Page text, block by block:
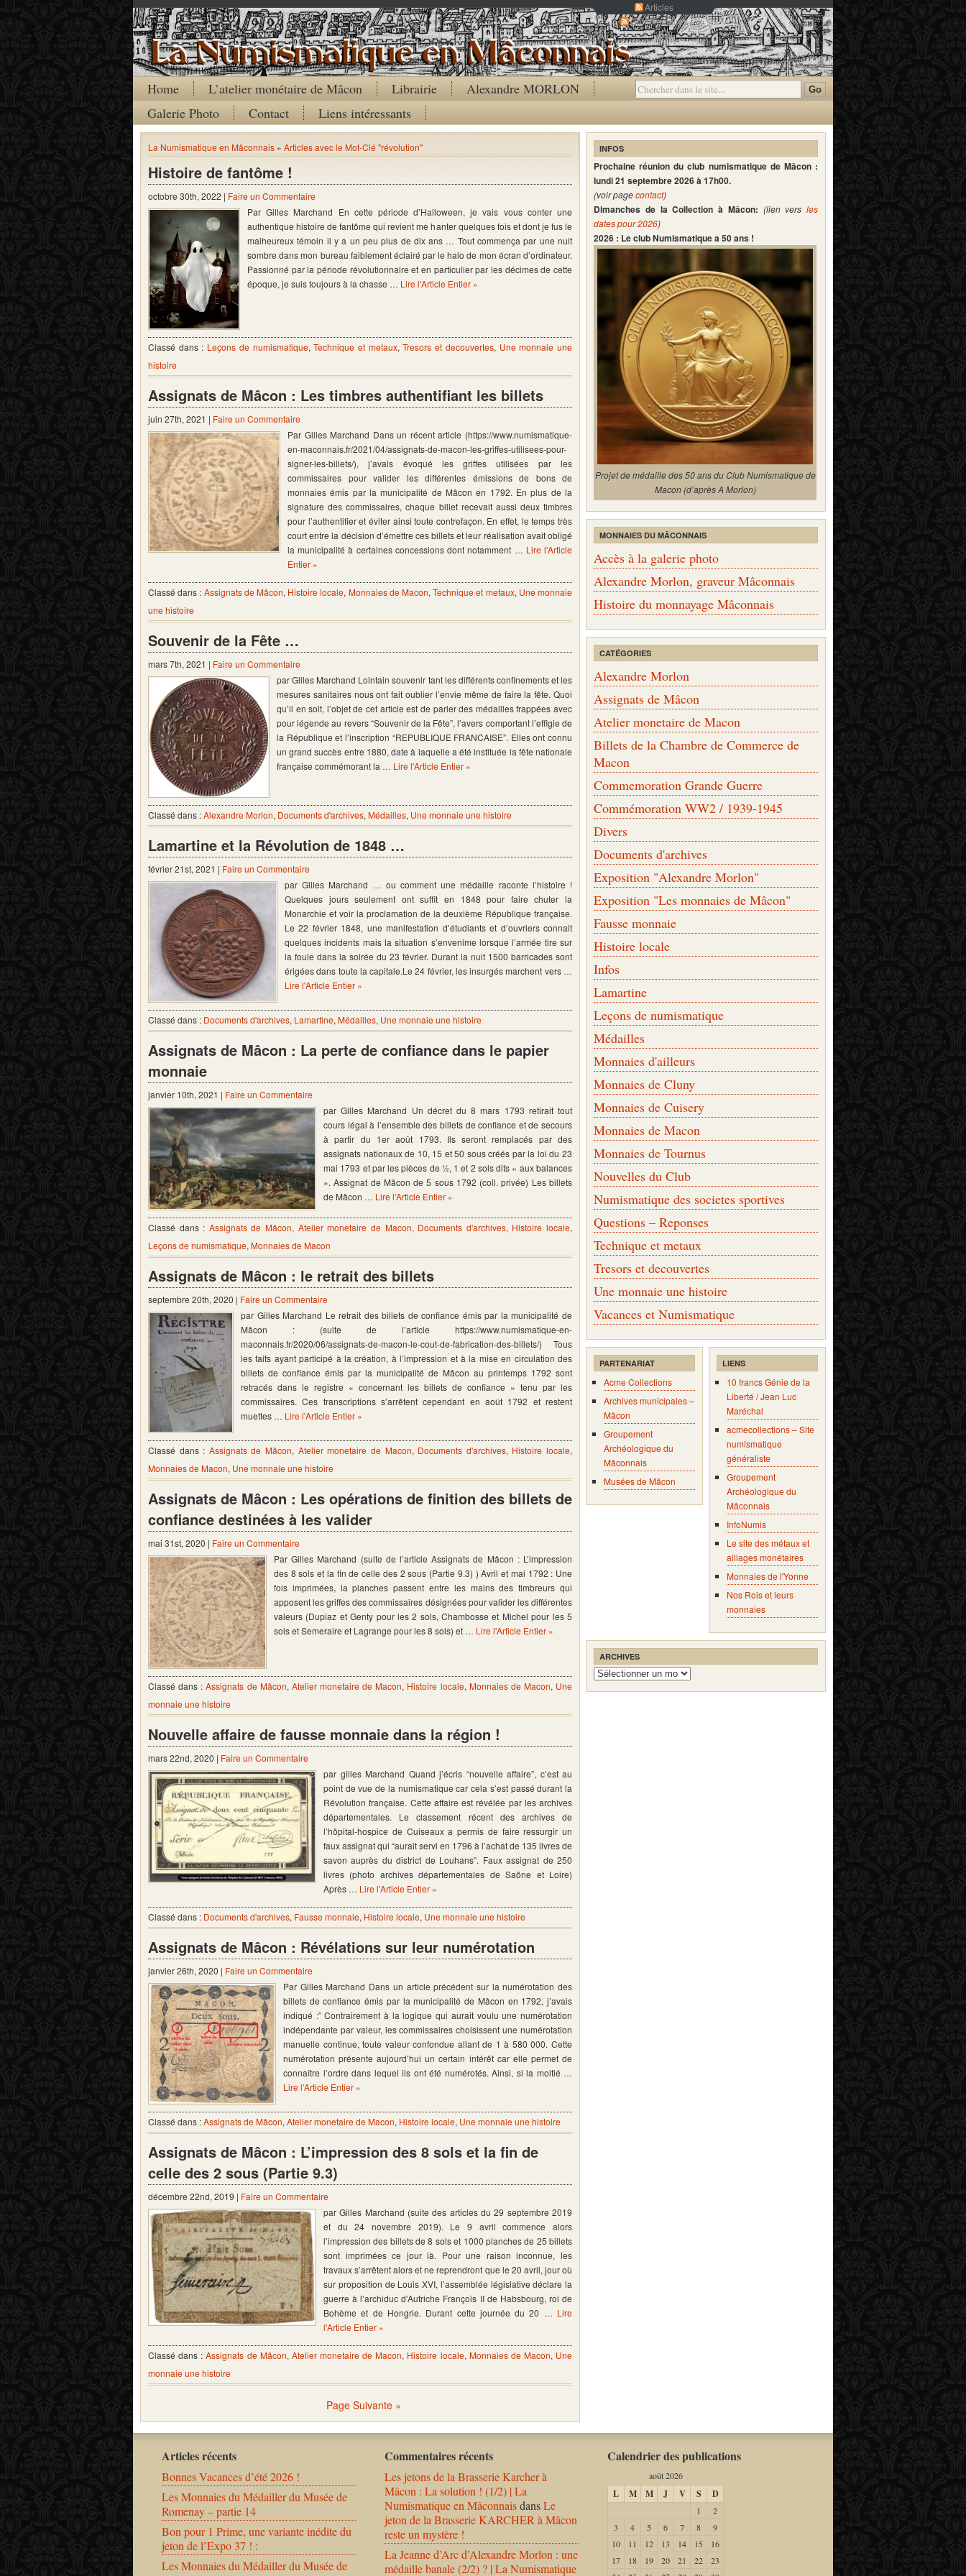
Articles
Commentaires
Home L’atelier monétaire de Mâcon Librairie
Alexandre MORLON
Galerie Photo
Contact Liens intéressants
La Numismatique en Mâconnais » Articles avec le Mot-Clé "révolution"
Histoire de fantôme !
octobre 30th, 2022 | Faire un Commentaire
Par Gilles Marchand En cette période d’Halloween, je vais vous conter une
authentique histoire de fantôme qui revient me hanter quelques fois et dont je fus le
malheureux témoin il y a un peu plus de dix ans … Tout commença par une nuit
sombre dans mon bureau faiblement éclairé par le halo de mon écran d’ordinateur.
Passionné par la période révolutionnaire et en particulier par les décimes de cette
époque, je suis toujours à la chasse … Lire l'Article Entier »
Classé dans : Leçons de numismatique,Technique et metaux,Tresors et decouvertes, Une monnaie une
histoire
Assignats de Mâcon : Les timbres authentifiant les billets
juin 27th, 2021 | Faire un Commentaire
Par Gilles Marchand Dans un récent article (https://www.numismatique-
en-maconnais.fr/2021/04/assignats-de-macon-les-griffes-utilisees-pour-
signer-les-billets/), j’avais évoqué les griffes utilisées par les
commissaires pour valider les différentes émissions de bons de
monnaies émis par la municipalité de Mâcon en 1792. En plus de la
signature des commissaires, chaque billet recevait aussi deux timbres
pour l’authentifier et éviter ainsi toute contrefaçon. En effet, le temps très
court entre la décision d’émettre ces billets et leur réalisation avait obligé
la municipalité à certaines concessions dont notamment … Lire l'Article
Entier »
Classé dans : Assignats de Mâcon, Histoire locale, Monnaies de Macon,Technique et metaux, Une monnaie
une histoire
Souvenir de la Fête …
mars 7th, 2021 | Faire un Commentaire
par Gilles Marchand Lointain souvenir tant les différents confinements et les
mesures sanitaires nous ont fait oublier l’envie même de faire la fête. Quoi
qu’il en soit, l’objet de cet article est de parler des médailles frappées avec
pour légende au revers “Souvenir de la Fête”, l’avers comportant l’effigie de
la République et l’inscription “REPUBLIQUE FRANCAISE”. Elles ont connu
un grand succès entre 1880, date à laquelle a été instituée la fête nationale
française commémorant la … Lire l'Article Entier »
Classé dans :Alexandre Morlon, Documents d'archives, Médailles, Une monnaie une histoire
Lamartine et la Révolution de 1848 …
février 21st, 2021 | Faire un Commentaire
par Gilles Marchand … ou comment une médaille raconte l’histoire !
Quelques jours seulement ont suffit en 1848 pour faire chuter la
Monarchie et voir la proclamation de la deuxième République française.
Le 22 février 1848, une manifestation d’étudiants et d’ouvriers connait
quelques incidents mais la situation s’envenime lorsque l’armée tire sur
la foule dans la soirée du 23 février. Durant la nuit 1500 barricades sont
érigées dans toute la capitale.Le 24 février, les insurgés marchent vers …
Lire l'Article Entier »
Classé dans : Documents d'archives, Lamartine, Médailles, Une monnaie une histoire
Assignats de Mâcon : La perte de confiance dans le papier
monnaie
janvier 10th, 2021 | Faire un Commentaire
par Gilles Marchand Un décret du 8 mars 1793 retirait tout
cours légal à l’ensemble des billets de confiance et de secours
à partir du 1er août 1793. Ils seront remplacés par des
assignats nationaux de 10, 15 et 50 sous créés par la loi du 23
mai 1793 et par les pièces de ½, 1 et 2 sols dits « aux balances
». Assignat de Mâcon de 5 sous 1792 (coll. privée) Les billets
de Mâcon … Lire l'Article Entier »
Classé dans : Assignats de Mâcon, Atelier monetaire de Macon, Documents d'archives, Histoire locale,
Leçons de numismatique, Monnaies de Macon
Assignats de Mâcon : le retrait des billets
septembre 20th, 2020 | Faire un Commentaire
par Gilles Marchand Le retrait des billets de confiance émis par la municipalité de
Mâcon : (suite de l’article https://www.numismatique-en-
maconnais.fr/2020/06/assignats-de-macon-le-cout-de-fabrication-des-billets/) Tous
les faits ayant participé à la création, à l’impression et à la mise en circulation des
billets de confiance émis par la municipalité de Mâcon au printemps 1792 sont
retracés dans le registre « concernant les billets de confiance » tenu par les
commissaires. Ces transcriptions s’arrêtent cependant en août 1792 et restent
muettes … Lire l'Article Entier »
Classé dans : Assignats de Mâcon, Atelier monetaire de Macon, Documents d'archives, Histoire locale,
Monnaies de Macon, Une monnaie une histoire
Assignats de Mâcon : Les opérations de finition des billets de
confiance destinées à les valider
mai 31st, 2020 | Faire un Commentaire
Par Gilles Marchand (suite de l’article Assignats de Mâcon : L’impression
des 8 sols et la fin de celle des 2 sous (Partie 9.3) ) Avril et mai 1792 : Une
fois imprimées, la planches passent entre les mains des timbreurs qui
apposent les griffes des commissaires désignées pour valider les différentes
valeurs (Dupiaz et Genty pour les 2 sols, Chambosse et Michel pour les 5
sols et Semeraire et Lagrange pour les 8 sols) et … Lire l'Article Entier »
Classé dans :Assignats de Mâcon, Atelier monetaire de Macon, Histoire locale, Monnaies de Macon, Une
monnaie une histoire
Nouvelle affaire de fausse monnaie dans la région !
mars 22nd, 2020 | Faire un Commentaire
par gilles Marchand Quand j’écris “nouvelle affaire”, c’est au
point de vue de la numismatique car cela s’est passé durant la
Révolution française. Cette affaire est révélée par les archives
départementales. Le classement récent des archives de
l’hôpital-hospice de Cuiseaux a permis de faire ressurgir un
faux assignat qui “aurait servi en 1796 à l’achat de 135 livres de
savon auprès du district de Louhans”. Faux assignat de 250
livres (photo archives départementales de Saône et Loire)
Après … Lire l'Article Entier »
Classé dans : Documents d'archives, Fausse monnaie, Histoire locale, Une monnaie une histoire
Assignats de Mâcon : Révélations sur leur numérotation
janvier 26th, 2020 | Faire un Commentaire
Par Gilles Marchand Dans un article précédent sur la numérotation des
billets de confiance émis par la municipalité de Mâcon en 1792, j’avais
indiqué :” Contrairement à la logique qui aurait voulu une numérotation
indépendante par valeur, les commissaires choisissent une numérotation
manuelle continue, toute valeur confondue allant de 1 à 580 000. Cette
numérotation présente aujourd’hui un certain intérêt car elle permet de
connaître l’ordre dans lequel ils ont été numérotés. Ainsi, si la moitié …
Lire l'Article Entier »
Classé dans :Assignats de Mâcon, Atelier monetaire de Macon, Histoire locale, Une monnaie une histoire
Assignats de Mâcon : L’impression des 8 sols et la fin de
celle des 2 sous (Partie 9.3)
décembre 22nd, 2019 | Faire un Commentaire
par Gilles Marchand (suite des articles du 29 septembre 2019
et du 24 novembre 2019). Le 9 avril commence alors
l’impression des billets de 8 sols et 1000 planches de 25 billets
sont imprimées ce jour là. Pour une raison inconnue, les
travaux s’arrêtent alors et ne reprendront que le 20 avril, jour où
sur proposition de Louis XVI, l’assemblée législative déclare la
guerre à l’archiduc d’Autriche François II de Habsbourg, roi de
Bohème et de Hongrie. Durant cette journée du 20 … Lire
l'Article Entier »
Classé dans :Assignats de Mâcon, Atelier monetaire de Macon, Histoire locale, Monnaies de Macon, Une
monnaie une histoire
Page Suivante »
INFOS
Prochaine réunion du club numismatique de Mâcon :
lundi 21 septembre 2026 à 17h00.
(voir pagecontact)
Dimanches de la Collection à Mâcon: (lien vers les
dates pour 2026)
2026 : Le club Numismatique a 50 ans !
Projet de médaille des 50 ans du Club Numismatique de
Macon (d’après A Morlon)
MONNAIES DU MÂCONNAIS
Accès à la galerie photo
Alexandre Morlon, graveur Mâconnais
Histoire du monnayage Mâconnais
CATÉGORIES
Alexandre Morlon
Assignats de Mâcon
Atelier monetaire de Macon
Billets de la Chambre de Commerce de
Macon
Commemoration Grande Guerre
Commémoration WW2 / 1939-1945
Divers
Documents d'archives
Exposition "Alexandre Morlon"
Exposition "Les monnaies de Mâcon"
Fausse monnaie
Histoire locale
Infos
Lamartine
Leçons de numismatique
Médailles
Monnaies d'ailleurs
Monnaies de Cluny
Monnaies de Cuisery
Monnaies de Macon
Monnaies de Tournus
Nouvelles du Club
Numismatique des societes sportives
Questions – Reponses
Technique et metaux
Tresors et decouvertes
Une monnaie une histoire
Vacances et Numismatique
PARTENARIAT
Acme Collections
Archives municipales –
Mâcon
Groupement
Archéologique du
Mâconnais
Musées de Mâcon
LIENS
10 francs Génie de la
Liberté / Jean Luc
Maréchal
acmecollections – Site
numismatique
généraliste
Groupement
Archéologique du
Mâconnais
InfoNumis
Le site des métaux et
alliages monétaires
Monnaies de l'Yonne
Nos Rois et leurs
monnaies
ARCHIVES
Archives
Articles récents
Bonnes Vacances d’été 2026 !
Les Monnaies du Médailler du Musée de
Romenay – partie 14
Bon pour 1 Prime, une variante inédite du
jeton de l’Expo 37 ! :
Les Monnaies du Médailler du Musée de
Commentaires récents
Les jetons de la Brasserie Karcher à
Mâcon : La solution ! (1/2) | La
Numismatique en MâconnaisdansLe
jeton de la Brasserie KARCHER à Mâcon
reste un mystère !
La Jeanne d’Arc d’Alexandre Morlon : une
médaille banale (2/2) ? | La Numismatique
Calendrier des publications
août 2026
L M M J V S D
1
2
3
4 5 6 7 8
9
10
11 12 13 14 15
16
17
18 19 20 21 22
23